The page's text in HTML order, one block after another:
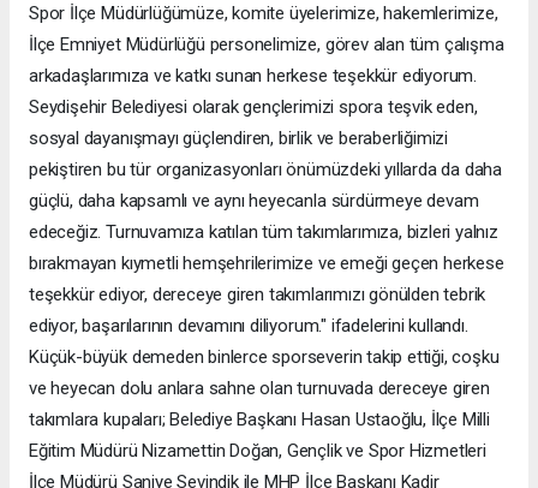
Spor İlçe Müdürlüğümüze, komite üyelerimize, hakemlerimize,
İlçe Emniyet Müdürlüğü personelimize, görev alan tüm çalışma
arkadaşlarımıza ve katkı sunan herkese teşekkür ediyorum.
Seydişehir Belediyesi olarak gençlerimizi spora teşvik eden,
sosyal dayanışmayı güçlendiren, birlik ve beraberliğimizi
pekiştiren bu tür organizasyonları önümüzdeki yıllarda da daha
güçlü, daha kapsamlı ve aynı heyecanla sürdürmeye devam
edeceğiz. Turnuvamıza katılan tüm takımlarımıza, bizleri yalnız
bırakmayan kıymetli hemşehrilerimize ve emeği geçen herkese
teşekkür ediyor, dereceye giren takımlarımızı gönülden tebrik
ediyor, başarılarının devamını diliyorum." ifadelerini kullandı.
Küçük-büyük demeden binlerce sporseverin takip ettiği, coşku
ve heyecan dolu anlara sahne olan turnuvada dereceye giren
takımlara kupaları; Belediye Başkanı Hasan Ustaoğlu, İlçe Milli
Eğitim Müdürü Nizamettin Doğan, Gençlik ve Spor Hizmetleri
İlçe Müdürü Saniye Sevindik ile MHP İlçe Başkanı Kadir